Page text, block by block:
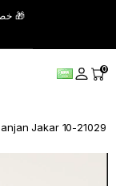
🎁 خصم خاص
0
Jakar 10-21029